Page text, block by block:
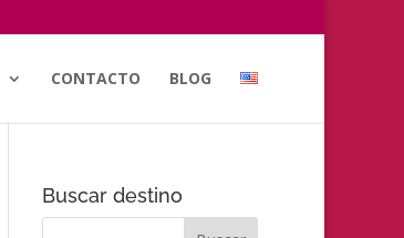
CONTACTO BLOG
Buscar destino